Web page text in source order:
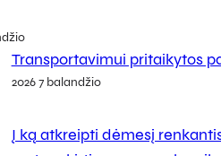
Transportavimui pritaikytos
2026 7 balandžio
Į ką atkreipti dėmesį